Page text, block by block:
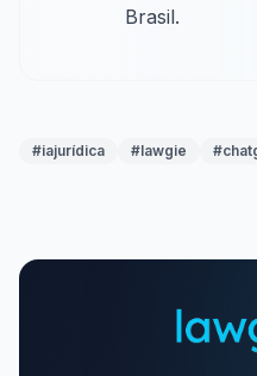
Brasil.
#iajurídica #lawgie #